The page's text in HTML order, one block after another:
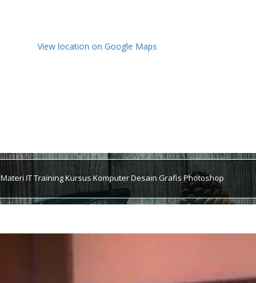
View location on Google Maps
Materi IT Training Kursus Komputer Desain Grafis Photoshop